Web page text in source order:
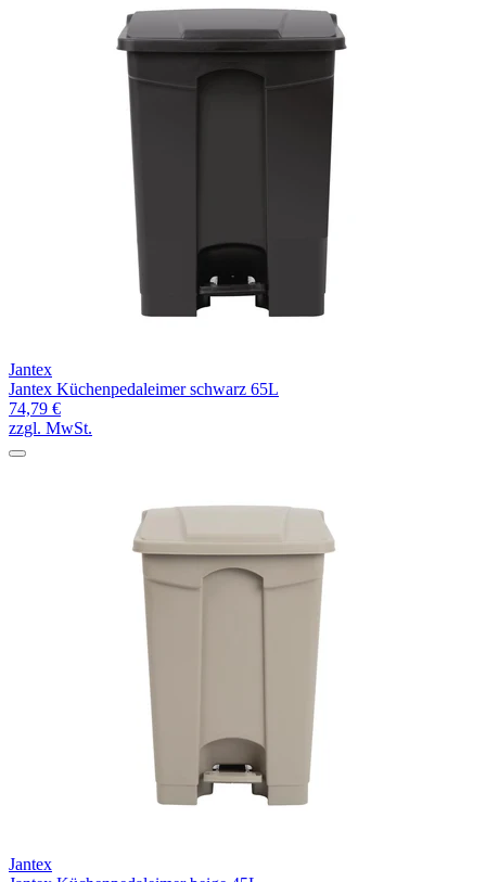
Jantex
Jantex Küchenpedaleimer schwarz 65L
74,79 €
zzgl. MwSt.
Jantex